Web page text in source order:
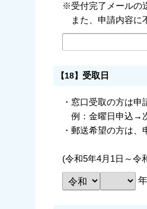
※受付完了メールの
また、申請内容に
【18】 受取日
・窓口受取の方は
例：金曜日申込→
・郵送希望の方は、
(令和5年4月1日～令
年